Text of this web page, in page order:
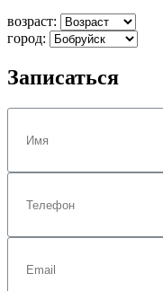
возраст:
город:
Записаться